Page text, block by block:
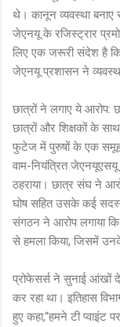
थे। कानून व्यवस्था
जेएनयू के रजिस्ट्रार
लिए एक जरूरी संदेश है कि
जेएनयू प्रशासन ने
छात्रों ने लगाए ये आरोप:
छात्रों और शिक्षकों के साथ
फुटेज में पुरुषों के एक समूह
वाम-नियंत्रित जेएनयूएसयू
ठहराया। छात्र संघ ने
घोष सहित उसके कई
संगठन ने आरोप लगाया
से हमला किया, जिसमें
प्रोफेसर्स ने सुनाई आंखों
कर रहा था। इतिहास
हुए कहा,‘‘हमने टी